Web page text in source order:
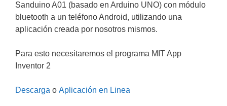
Sanduino A01 (basado en Arduino UNO) con módulo
bluetooth a un teléfono Android, utilizando una
aplicación creada por nosotros mismos.
Para esto necesitaremos el programa MIT App
Inventor 2
Descarga o Aplicación en Linea